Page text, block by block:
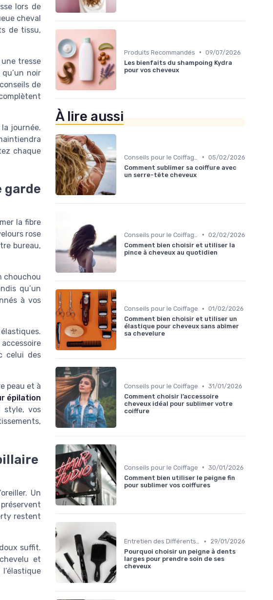
lors de
cheval
de tissu,
tresse
noir
de
journée.
chaque
garde
la fibre
rose
bureau,
chouchou
qu’un
à vos
celui des
peau et à
épilation
style, vos
Un
restent
suffit.
et
Produits Recommandés • 09/07/2026
Les bienfaits du shampoing Kydra
pour vos cheveux
À lire aussi
• 05/02/2026
Comment sublimer sa coiffure avec
un serre-tête cheveux
• 02/02/2026
Comment bien choisir et utiliser la
pince à cheveux au quotidien
Conseils pour le Coiffage • 01/02/2026
Comment bien choisir et utiliser un
élastique pour cheveux sans abîmer
sa chevelure
Conseils pour le Coiffage • 31/01/2026
Comment choisir l’accessoire
cheveux idéal pour sublimer votre
coiffure
Conseils pour le Coiffage • 30/01/2026
Comment bien utiliser le peigne fin
pour sublimer vos coiffures
Entretien des Différents Types de Cheveux •
29/01/2026
Pourquoi choisir un peigne à dents
larges pour prendre soin de ses
cheveux